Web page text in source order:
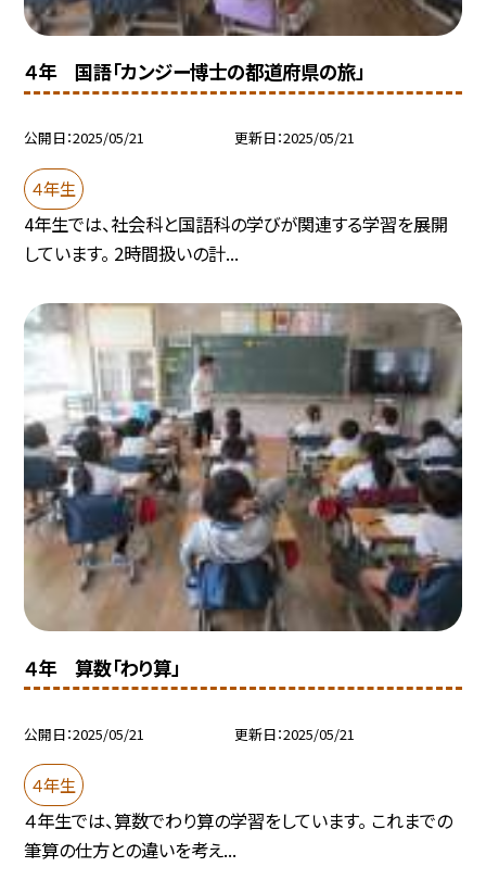
４年 国語「カンジー博士の都道府県の旅」
公開日 2025/05/21 更新日 2025/05/21
４年生
4年生では、社会科と国語科の学びが関連する学習を展開
しています。 2時間扱いの計...
４年 算数「わり算」
公開日 2025/05/21 更新日 2025/05/21
４年生
４年生では、算数でわり算の学習をしています。 これまでの
筆算の仕方との違いを考え...